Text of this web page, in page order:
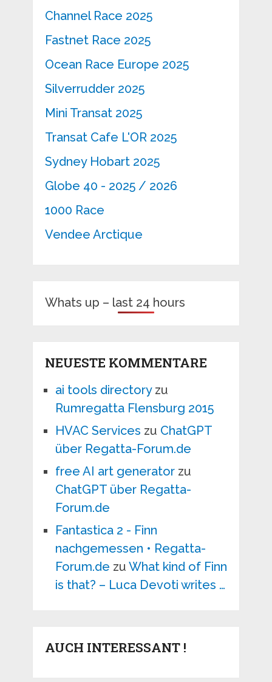
Channel Race 2025
Fastnet Race 2025
Ocean Race Europe 2025
Silverrudder 2025
Mini Transat 2025
Transat Cafe L'OR 2025
Sydney Hobart 2025
Globe 40 - 2025 / 2026
1000 Race
Vendee Arctique
Whats up – last 24 hours
NEUESTE KOMMENTARE
ai tools directoryzu
Rumregatta Flensburg 2015
HVAC Services zu ChatGPT
über Regatta-Forum.de
free AI art generatorzu
ChatGPT über Regatta-
Forum.de
Fantastica 2 - Finn
nachgemessen • Regatta-
Forum.de zu What kind of Finn
is that? – Luca Devoti writes …
AUCH INTERESSANT !